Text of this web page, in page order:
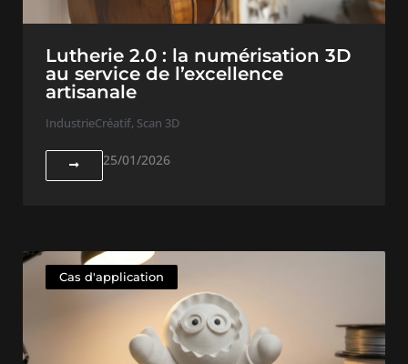
Lutherie 2.0 : la numérisation 3D
au service de l’excellence
artisanale
IndustrieCréatif, Scan 3D
25/01/2026
Cas d'application